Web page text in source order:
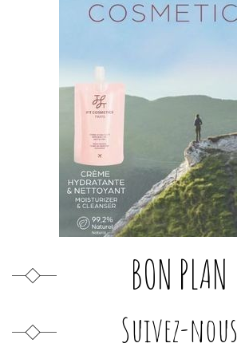
BON PLAN
Suivez-nous